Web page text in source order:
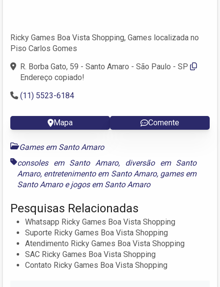
Ricky Games Boa Vista Shopping, Games localizada no
Piso Carlos Gomes
R. Borba Gato, 59 - Santo Amaro - São Paulo - SP
Endereço copiado!
(11) 5523-6184
Mapa Comente
Games em Santo Amaro
consoles em Santo Amaro, diversão em Santo
Amaro, entretenimento em Santo Amaro, games em
Santo Amaroejogos em Santo Amaro
Pesquisas Relacionadas
Whatsapp Ricky Games Boa Vista Shopping
Suporte Ricky Games Boa Vista Shopping
Atendimento Ricky Games Boa Vista Shopping
SAC Ricky Games Boa Vista Shopping
Contato Ricky Games Boa Vista Shopping